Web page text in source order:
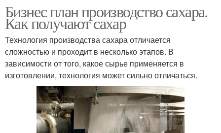
Бизнес план производство сахара.
Как получают сахар
Технология производства сахара отличается
сложностью и проходит в несколько этапов. В
зависимости от того, какое сырье применяется в
изготовлении, технология может сильно отличаться.